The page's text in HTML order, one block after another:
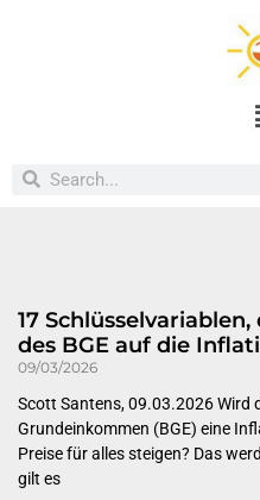
17
des BGE auf die
09/03/2026
Scott Santens, 09.03.2026 Wird
Grundeinkommen (BGE) eine
Preise für alles steigen? Das
gilt es